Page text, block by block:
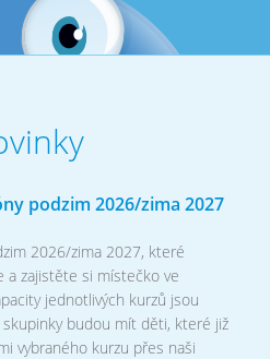
podzim 2026/zima 2027
2026/zima 2027, které
a zajistěte si místečko ve
jednotlivých kurzů jsou
budou mít děti, které již
vybraného kurzu přes naši